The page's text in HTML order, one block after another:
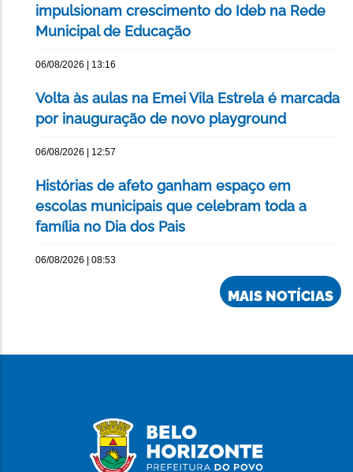
impulsionam crescimento do Ideb na Rede
Municipal de Educação
06/08/2026 | 13:16
Volta às aulas na Emei Vila Estrela é marcada
por inauguração de novo playground
06/08/2026 | 12:57
Histórias de afeto ganham espaço em
escolas municipais que celebram toda a
família no Dia dos Pais
06/08/2026 | 08:53
MAIS NOTÍCIAS